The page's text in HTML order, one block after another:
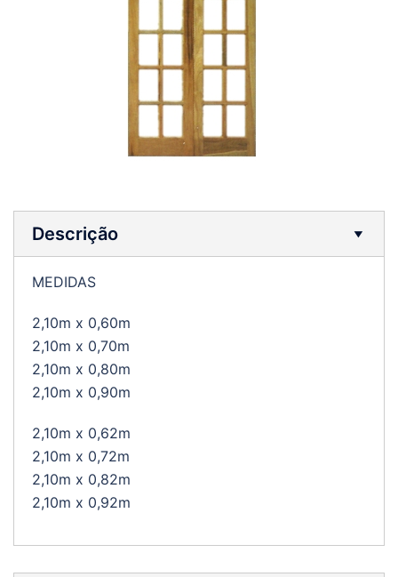
Descrição
MEDIDAS
2,10m x 0,60m
2,10m x 0,70m
2,10m x 0,80m
2,10m x 0,90m
2,10m x 0,62m
2,10m x 0,72m
2,10m x 0,82m
2,10m x 0,92m